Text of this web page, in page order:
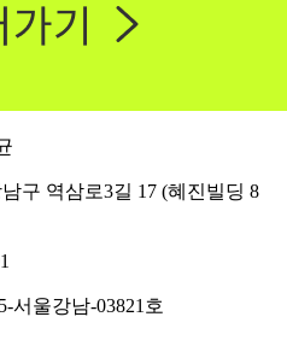
구 역삼로3길 17 (혜진빌딩 8
서울강남-03821호